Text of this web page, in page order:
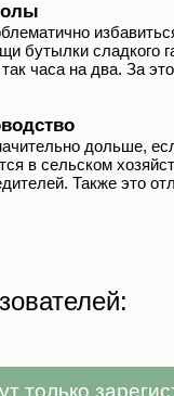
бутылки сладкого
часа на два. За
дольше,
в сельском
Также это
только